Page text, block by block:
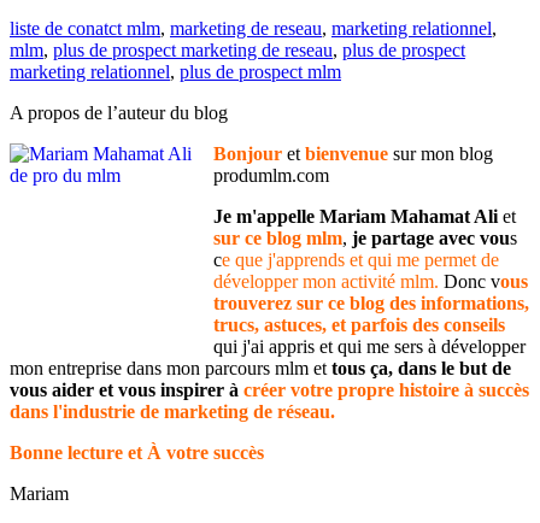
liste de conatct mlm, marketing de reseau, marketing relationnel,
mlm, plus de prospect marketing de reseau, plus de prospect
marketing relationnel, plus de prospect mlm
A propos de l’auteur du blog
Bonjour et bienvenue sur mon blog
produmlm.com
Je m'appelle Mariam Mahamat Ali et
sur ce blog mlm, je partage avec vous
ce que j'apprends et qui me permet de
développer mon activité mlm. Donc vous
trouverez sur ce blog des informations,
trucs, astuces, et parfois des conseils
qui j'ai appris et qui me sers à développer
mon entreprise dans mon parcours mlm et tous ça, dans le but de
vous aider et vous inspirer à créer votre propre histoire à succès
dans l'industrie de marketing de réseau.
Bonne lecture et À votre succès
Mariam